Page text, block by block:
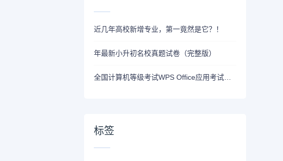
近几年高校新增专业，第一竟然是它？！
年最新小升初名校真题试卷（完整版）
标签